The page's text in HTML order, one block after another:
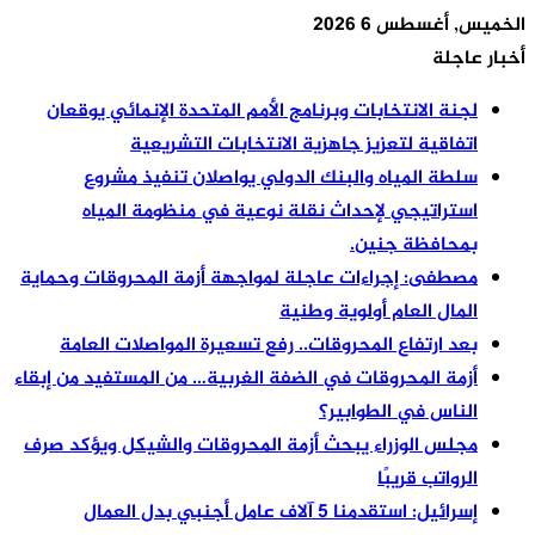
الخميس, أغسطس 6 2026
أخبار عاجلة
لجنة الانتخابات وبرنامج الأمم المتحدة الإنمائي يوقعان
اتفاقية لتعزيز جاهزية الانتخابات التشريعية
سلطة المياه والبنك الدولي يواصلان تنفيذ مشروع
استراتيجي لإحداث نقلة نوعية في منظومة المياه
بمحافظة جنين.
مصطفى: إجراءات عاجلة لمواجهة أزمة المحروقات وحماية
المال العام أولوية وطنية
بعد ارتفاع المحروقات.. رفع تسعيرة المواصلات العامة
أزمة المحروقات في الضفة الغربية… من المستفيد من إبقاء
الناس في الطوابير؟
مجلس الوزراء يبحث أزمة المحروقات والشيكل ويؤكد صرف
الرواتب قريبًا
إسرائيل: استقدمنا 5 آلاف عامل أجنبي بدل العمال